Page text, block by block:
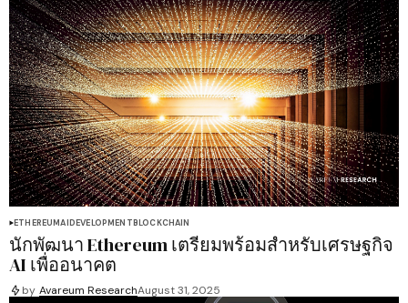
ETHEREUMAIDEVELOPMENTBLOCKCHAIN
นักพัฒนา Ethereum เตรียมพร้อมสำหรับเศรษฐกิจ
AI เพื่ออนาคต
by Avareum ResearchAugust 31, 2025